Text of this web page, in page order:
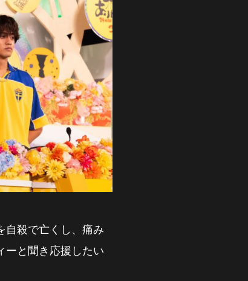
自殺で亡くし、痛み
ーと聞き応援したい